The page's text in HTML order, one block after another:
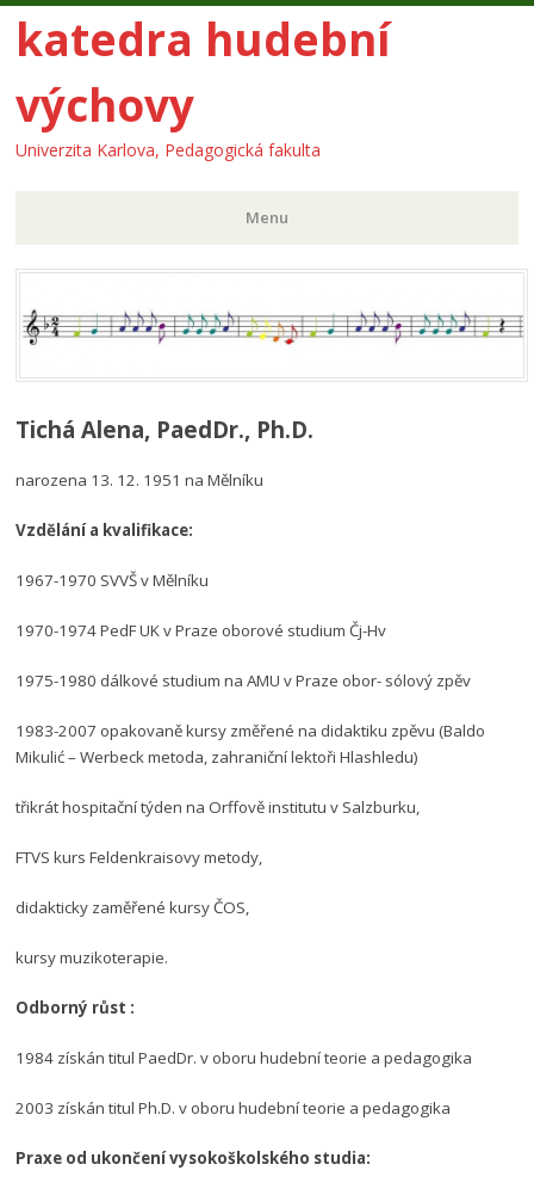
katedra hudební
výchovy
Univerzita Karlova, Pedagogická fakulta
Menu
Skip
to
content
Tichá Alena, PaedDr., Ph.D.
narozena 13. 12. 1951 na Mělníku
Vzdělání a kvalifikace:
1967-1970 SVVŠ v Mělníku
1970-1974 PedF UK v Praze oborové studium Čj-Hv
1975-1980 dálkové studium na AMU v Praze obor- sólový zpěv
1983-2007 opakovaně kursy změřené na didaktiku zpěvu (Baldo
Mikulić – Werbeck metoda, zahraniční lektoři Hlashledu)
třikrát hospitační týden na Orffově institutu v Salzburku,
FTVS kurs Feldenkraisovy metody,
didakticky zaměřené kursy ČOS,
kursy muzikoterapie.
Odborný růst :
1984 získán titul PaedDr. v oboru hudební teorie a pedagogika
2003 získán titul Ph.D. v oboru hudební teorie a pedagogika
Praxe od ukončení vysokoškolského studia: